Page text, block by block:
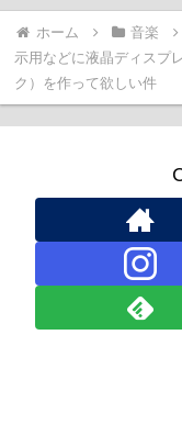
ホーム 音楽
示用などに液晶ディスプ
ク）を作って欲しい件